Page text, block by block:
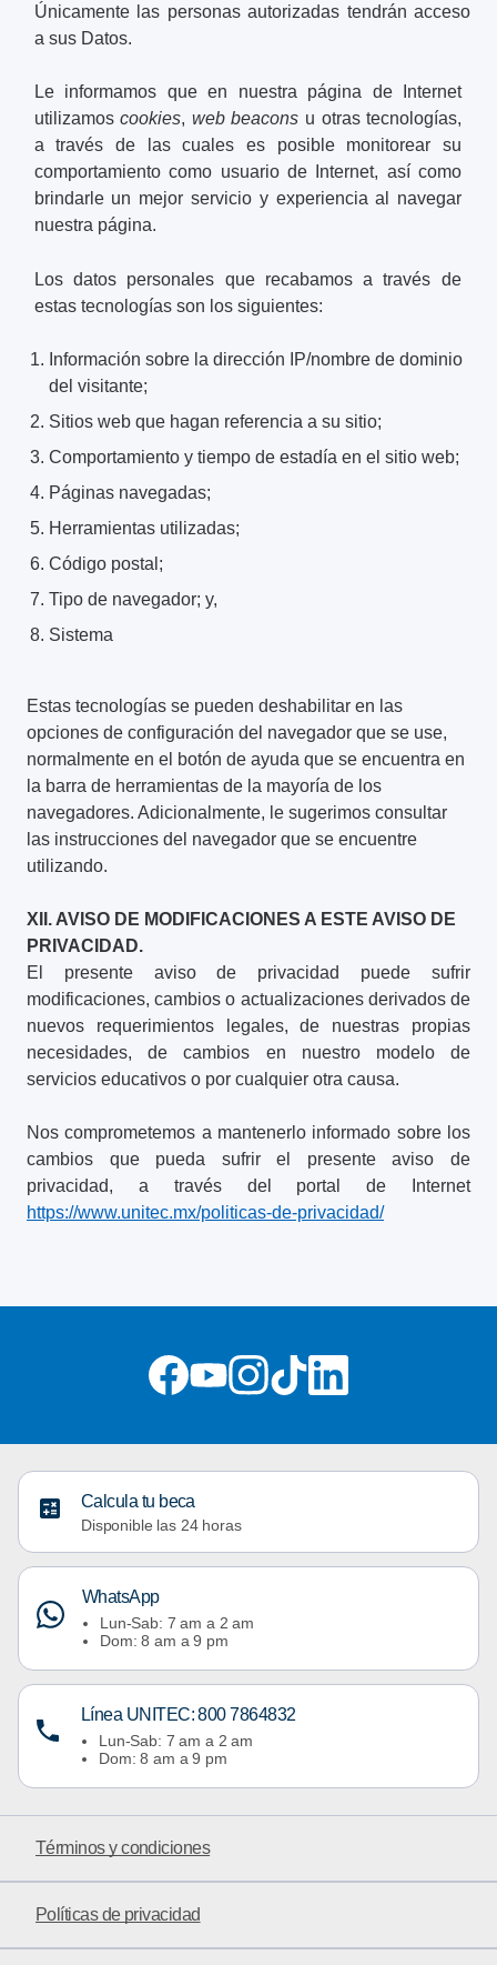
Únicamente las personas autorizadas tendrán acceso
a sus Datos.
Le informamos que en nuestra página de Internet
utilizamoscookies, web beacons u otras tecnologías,
a través de las cuales es posible monitorear su
comportamiento como usuario de Internet, así como
brindarle un mejor servicio y experiencia al navegar
nuestra página.
Los datos personales que recabamos a través de
estas tecnologías son los siguientes:
Información sobre la dirección IP/nombre de dominio
del visitante;
Sitios web que hagan referencia a su sitio;
Comportamiento y tiempo de estadía en el sitio web;
Páginas navegadas;
Herramientas utilizadas;
Código postal;
Tipo de navegador; y,
Sistema
Estas tecnologías se pueden deshabilitar en las
opciones de configuración del navegador que se use,
normalmente en el botón de ayuda que se encuentra en
la barra de herramientas de la mayoría de los
navegadores. Adicionalmente, le sugerimos consultar
las instrucciones del navegador que se encuentre
utilizando.
XII. AVISO DE MODIFICACIONES A ESTE AVISO DE
PRIVACIDAD.
El presente aviso de privacidad puede sufrir
modificaciones, cambios o actualizaciones derivados de
nuevos requerimientos legales, de nuestras propias
necesidades, de cambios en nuestro modelo de
servicios educativos o por cualquier otra causa.
Nos comprometemos a mantenerlo informado sobre los
cambios que pueda sufrir el presente aviso de
privacidad, a través del portal de Internet
https://www.unitec.mx/politicas-de-privacidad/
Calcula tu beca
Disponible las 24 horas
WhatsApp
Lun-Sab: 7 am a 2 am
Dom: 8 am a 9 pm
Línea UNITEC: 800 7864832
Lun-Sab: 7 am a 2 am
Dom: 8 am a 9 pm
Términos y condiciones
Políticas de privacidad